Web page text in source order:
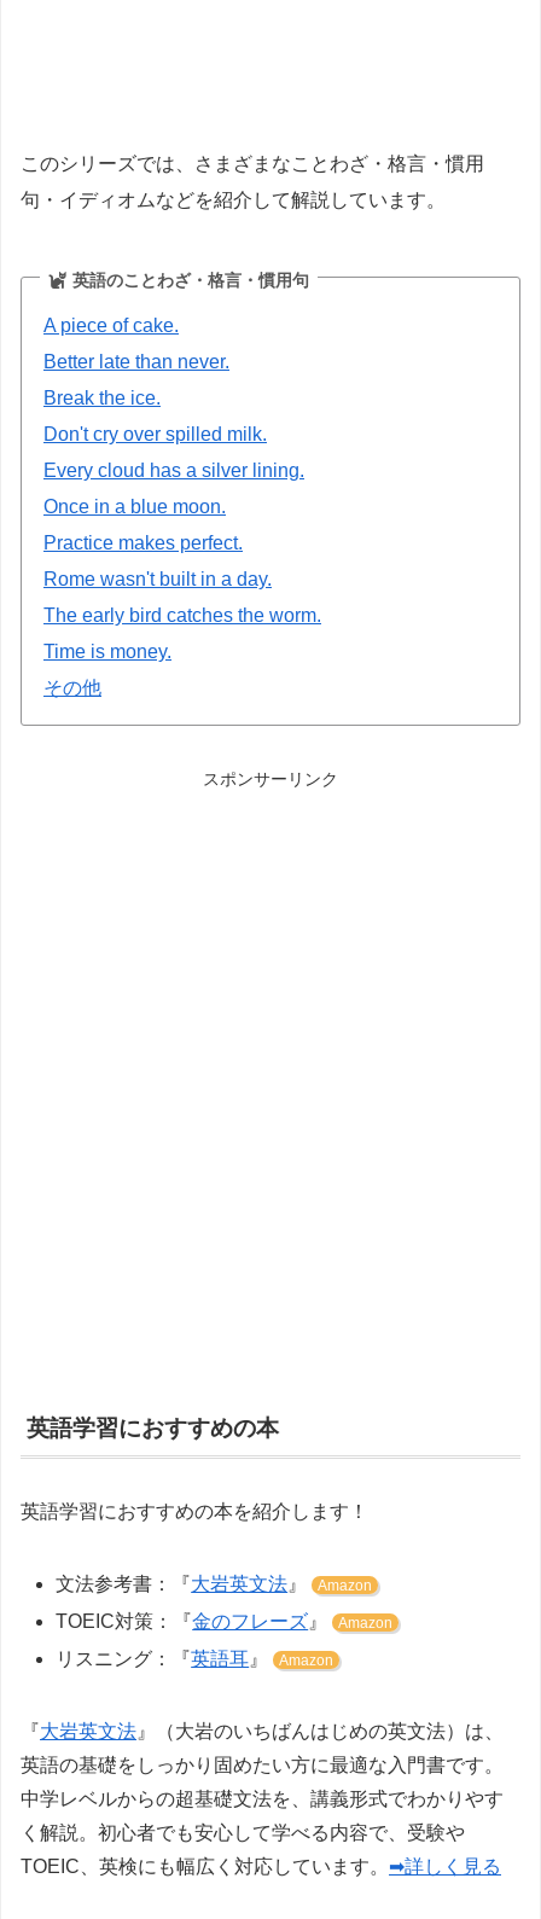
このシリーズでは、さまざまなことわざ・格言・慣用
句・イディオムなどを紹介して解説しています。
英語のことわざ・格言・慣用句
A piece of cake.
Better late than never.
Break the ice.
Don't cry over spilled milk.
Every cloud has a silver lining.
Once in a blue moon.
Practice makes perfect.
Rome wasn't built in a day.
The early bird catches the worm.
Time is money.
その他
スポンサーリンク
英語学習におすすめの本
英語学習におすすめの本を紹介します！
文法参考書：『大岩英文法 』 Amazon
TOEIC対策：『金のフレーズ 』 Amazon
リスニング：『英語耳 』 Amazon
『大岩英文法 』（大岩のいちばんはじめの英文法）は、
英語の基礎をしっかり固めたい方に最適な入門書です。
中学レベルからの超基礎文法を、講義形式でわかりやす
く解説。初心者でも安心して学べる内容で、受験や
TOEIC、英検にも幅広く対応しています。 ➡詳しく見る